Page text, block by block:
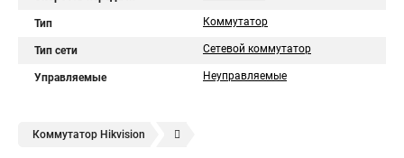
Тип Коммутатор
Тип сети Сетевой коммутатор
Управляемые Неуправляемые
Коммутатор Нikvision